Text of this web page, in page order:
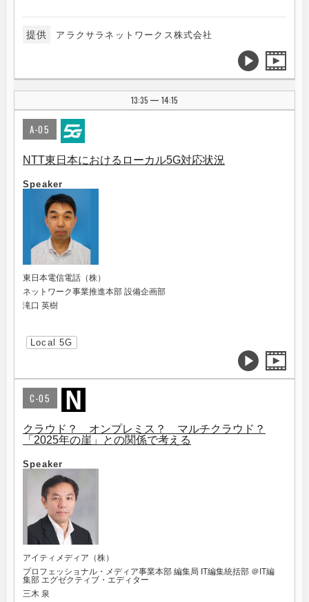
提供 アラクサラネットワークス株式会社
13:35 | 14:15
A-05
NTT東日本におけるローカル5G対応状況
Speaker
東日本電信電話（株）
ネットワーク事業推進本部 設備企画部
滝口 英樹
Local 5G
C-05
クラウド？ オンプレミス？ マルチクラウド？
「2025年の崖」との関係で考える
Speaker
アイティメディア（株）
プロフェッショナル・メディア事業本部 編集局 IT編集統括部 ＠IT編
集部 エグゼクティブ・エディター
三木 泉